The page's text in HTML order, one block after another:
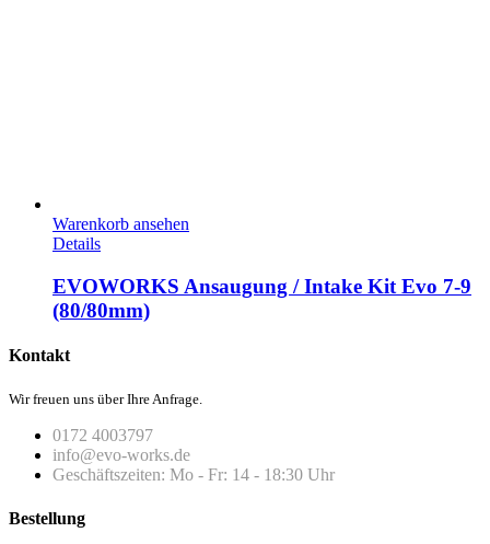
Warenkorb ansehen
Details
EVOWORKS Ansaugung / Intake Kit Evo 7-9
(80/80mm)
Kontakt
Wir freuen uns über Ihre Anfrage.
0172 4003797
info@evo-works.de
Geschäftszeiten: Mo - Fr: 14 - 18:30 Uhr
Bestellung